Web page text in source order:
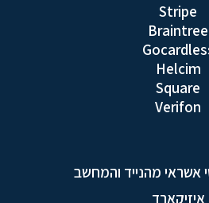
Stripe
Braintree
Helcim
Square
Verifon
אשראי מהנייד והמחשב
איזיקארד